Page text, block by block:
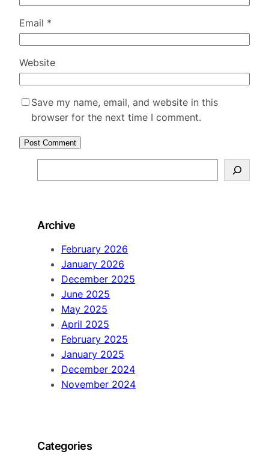
Email *
Website
Save my name, email, and website in this
browser for the next time I comment.
e
c
Archive
February 2026
January 2026
December 2025
June 2025
May 2025
April 2025
February 2025
January 2025
December 2024
November 2024
Categories